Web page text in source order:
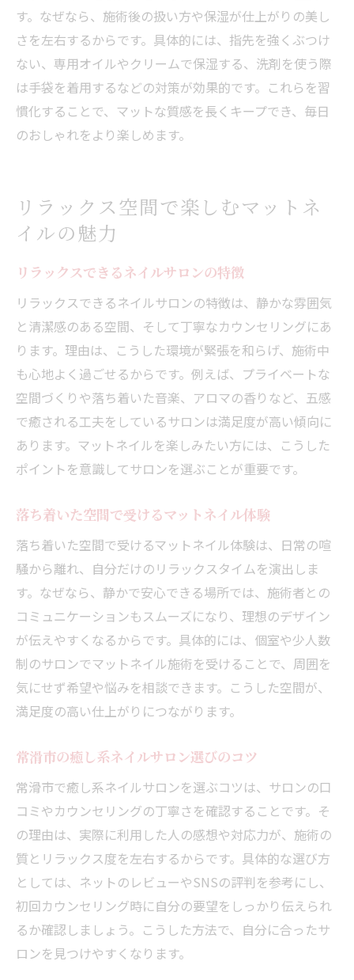
す。なぜなら、施術後の扱い方や保湿が仕上がりの美し
さを左右するからです。具体的には、指先を強くぶつけ
ない、専用オイルやクリームで保湿する、洗剤を使う際
は手袋を着用するなどの対策が効果的です。これらを習
慣化することで、マットな質感を長くキープでき、毎日
のおしゃれをより楽しめます。
リラックス空間で楽しむマットネ
イルの魅力
リラックスできるネイルサロンの特徴
リラックスできるネイルサロンの特徴は、静かな雰囲気
と清潔感のある空間、そして丁寧なカウンセリングにあ
ります。理由は、こうした環境が緊張を和らげ、施術中
も心地よく過ごせるからです。例えば、プライベートな
空間づくりや落ち着いた音楽、アロマの香りなど、五感
で癒される工夫をしているサロンは満足度が高い傾向に
あります。マットネイルを楽しみたい方には、こうした
ポイントを意識してサロンを選ぶことが重要です。
落ち着いた空間で受けるマットネイル体験
落ち着いた空間で受けるマットネイル体験は、日常の喧
騒から離れ、自分だけのリラックスタイムを演出しま
す。なぜなら、静かで安心できる場所では、施術者との
コミュニケーションもスムーズになり、理想のデザイン
が伝えやすくなるからです。具体的には、個室や少人数
制のサロンでマットネイル施術を受けることで、周囲を
気にせず希望や悩みを相談できます。こうした空間が、
満足度の高い仕上がりにつながります。
常滑市の癒し系ネイルサロン選びのコツ
常滑市で癒し系ネイルサロンを選ぶコツは、サロンの口
コミやカウンセリングの丁寧さを確認することです。そ
の理由は、実際に利用した人の感想や対応力が、施術の
質とリラックス度を左右するからです。具体的な選び方
としては、ネットのレビューやSNSの評判を参考にし、
初回カウンセリング時に自分の要望をしっかり伝えられ
るか確認しましょう。こうした方法で、自分に合ったサ
ロンを見つけやすくなります。